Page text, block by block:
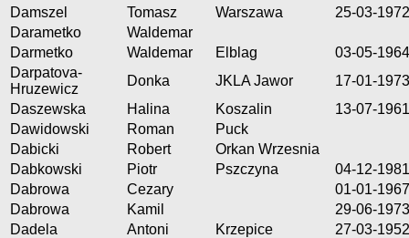
Damszel Tomasz Warszawa
25-03-1972
Darametko
Waldemar
Darmetko
Waldemar Elblag
03-05-1964
Darpatova-
Hruzewicz
Donka JKLA Jawor
17-01-1973
Daszewska
Halina Koszalin
13-07-1961
Dawidowski
Roman
Puck
Dabicki
Robert
Orkan Wrzesnia
Dabkowski
Piotr Pszczyna
04-12-1981
Dabrowa
Cezary
01-01-1967
Dabrowa
Kamil
29-06-1973
Dadela
Antoni Krzepice
27-03-1952